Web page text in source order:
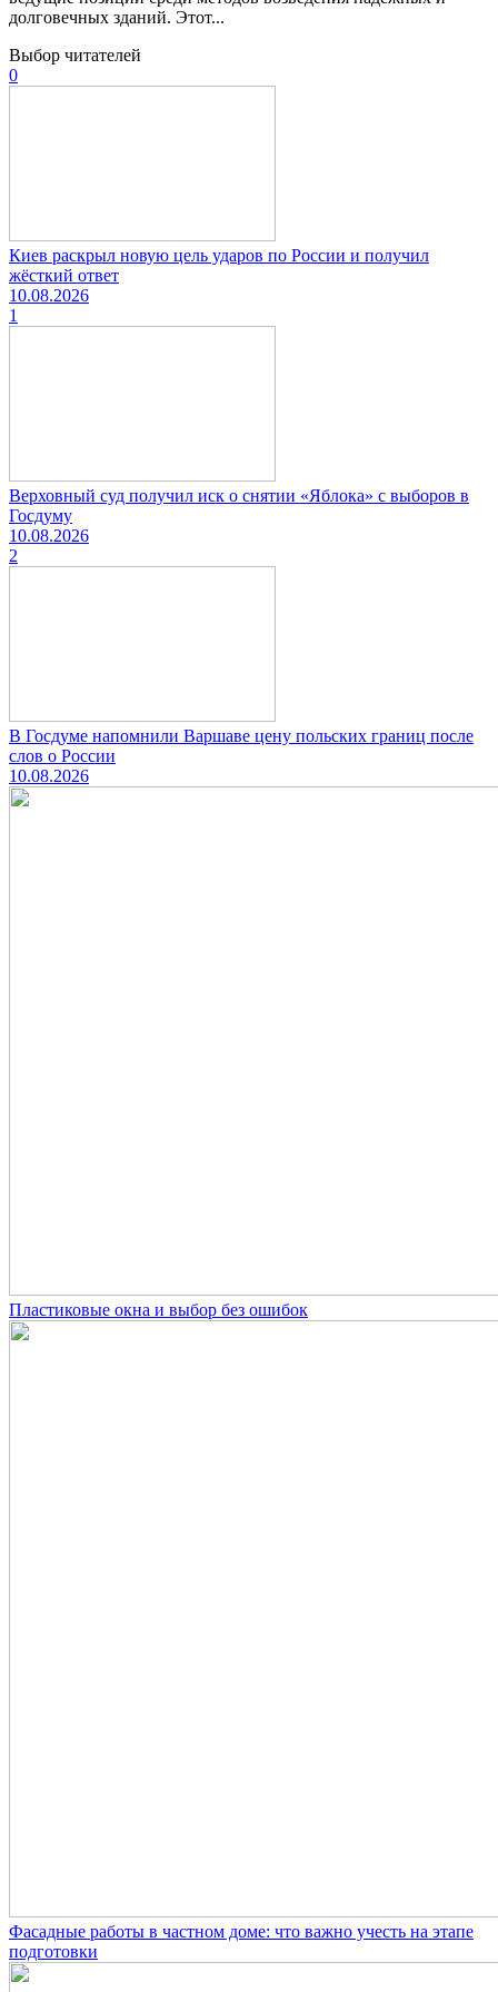
долговечных зданий. Этот...
Выбор читателей
0
Киев раскрыл новую цель ударов по России и получил
жёсткий ответ
10.08.2026
1
Верховный суд получил иск о снятии «Яблока» с выборов в
Госдуму
10.08.2026
2
В Госдуме напомнили Варшаве цену польских границ после
слов о России
10.08.2026
Пластиковые окна и выбор без ошибок
Фасадные работы в частном доме: что важно учесть на этапе
подготовки